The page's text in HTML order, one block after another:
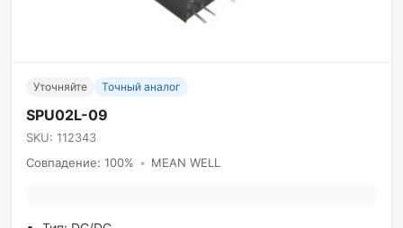
Уточняйте Точный аналог
SPU02L-09
SKU: 112343
Совпадение: 100% • MEAN WELL